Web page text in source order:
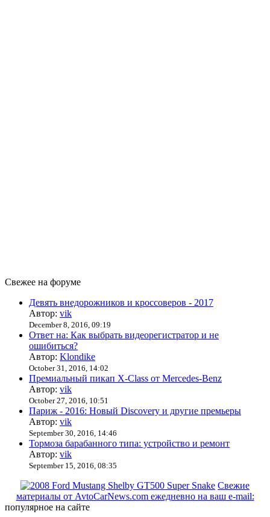
Свежее на форуме
Девять внедорожников и кроссоверов - 2017
Автор: vik
December 8, 2016, 09:19
Ответ на: Как выбрать видеорегистратор и не
ошибиться?
Автор: Klondike
October 31, 2016, 14:02
Премиальный пикап X-Class от Mercedes-Benz
Автор: vik
October 27, 2016, 10:51
Париж - 2016: Новый Discovery и другие премьеры
Автор: vik
September 30, 2016, 14:46
Тормоза барабанного типа: устройство и ремонт
Автор: vik
September 15, 2016, 08:35
Свежие
материалы от AvtoCarNews.com ежедневно на ваш e-mail:
популярное на сайте